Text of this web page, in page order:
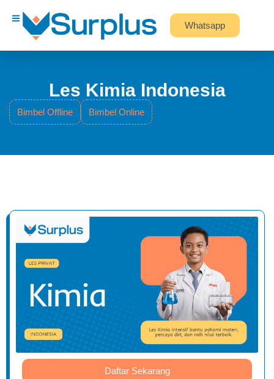
Whatsapp
Les Kimia Indonesia
Bimbel Offline Bimbel Online
Daftar Sekarang